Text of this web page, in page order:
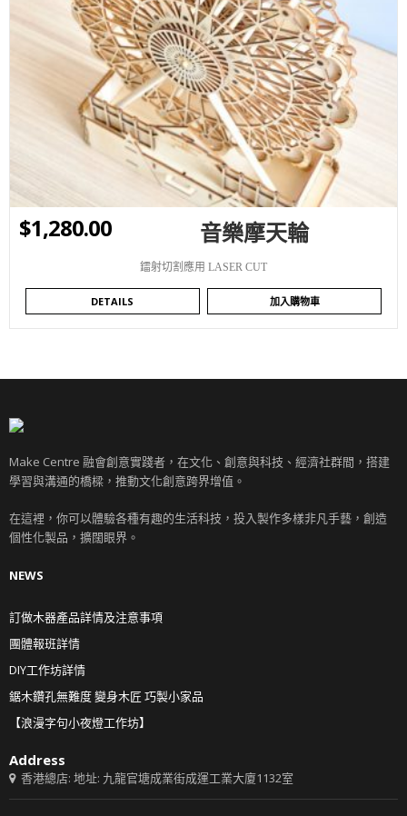
WISHLIST
$1,280.00 音樂摩天輪
鐳射切割應用 LASER CUT
DETAILS 加入購物車
Make Centre 融會創意實踐者，在文化、創意與科技、經濟社群間，搭建
學習與溝通的橋樑，推動文化創意跨界增值。
在這裡，你可以體驗各種有趣的生活科技，投入製作多樣非凡手藝，創造
個性化製品，擴闊眼界。
NEWS
訂做木器產品詳情及注意事項
團體報班詳情
DIY工作坊詳情
鋸木鑽孔無難度 變身木匠 巧製小家品
【浪漫字句小夜燈工作坊】
Address
香港總店: 地址: 九龍官塘成業街成運工業大廈1132室